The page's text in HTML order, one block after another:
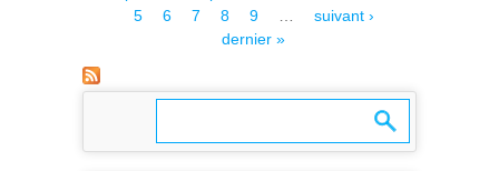
5
6 7 8 9 …
suivant ›
dernier »